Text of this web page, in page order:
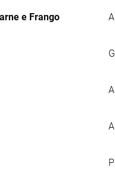
e Frango